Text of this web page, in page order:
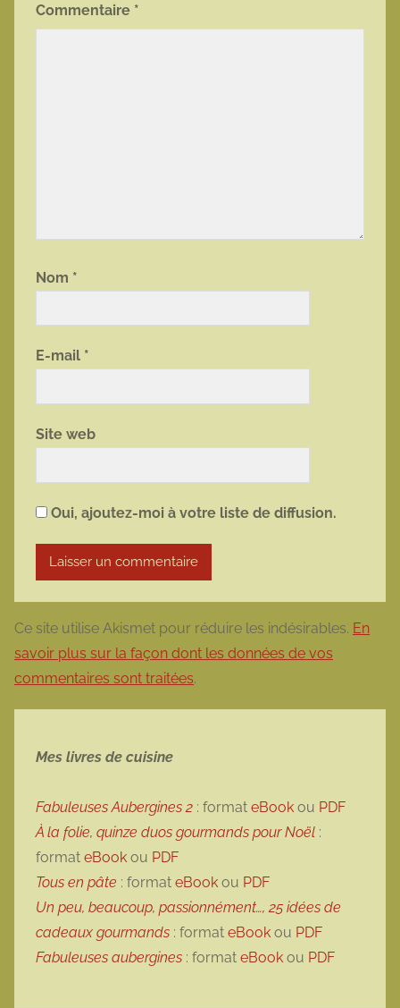
Commentaire *
Nom *
E-mail *
Site web
Oui, ajoutez-moi à votre liste de diffusion.
Ce site utilise Akismet pour réduire les indésirables. En
savoir plus sur la façon dont les données de vos
commentaires sont traitées.
Mes livres de cuisine
Fabuleuses Aubergines 2 : format eBook ou PDF
À la folie, quinze duos gourmands pour Noël :
format eBook ou PDF
Tous en pâte : format eBook ou PDF
Un peu, beaucoup, passionnément…, 25 idées de
cadeaux gourmands : format eBook ou PDF
Fabuleuses aubergines : format eBook ou PDF